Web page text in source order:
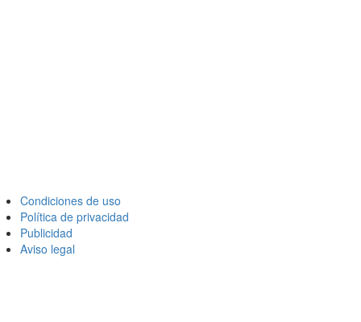
Condiciones de uso
Política de privacidad
Publicidad
Aviso legal